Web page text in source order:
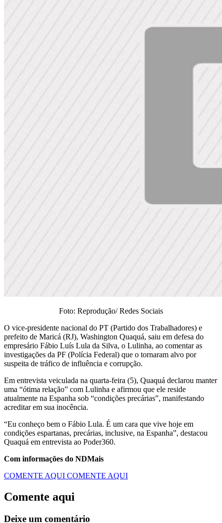
Foto: Reprodução/ Redes Sociais
O vice-presidente nacional do PT (Partido dos Trabalhadores) e
prefeito de Maricá (RJ), Washington Quaquá, saiu em defesa do
empresário Fábio Luís Lula da Silva, o Lulinha, ao comentar as
investigações da PF (Polícia Federal) que o tornaram alvo por
suspeita de tráfico de influência e corrupção.
Em entrevista veiculada na quarta-feira (5), Quaquá declarou manter
uma “ótima relação” com Lulinha e afirmou que ele reside
atualmente na Espanha sob “condições precárias”, manifestando
acreditar em sua inocência.
“Eu conheço bem o Fábio Lula. É um cara que vive hoje em
condições espartanas, precárias, inclusive, na Espanha”, destacou
Quaquá em entrevista ao Poder360.
Com informações do NDMais
COMENTE AQUI COMENTE AQUI
Comente aqui
Deixe um comentário